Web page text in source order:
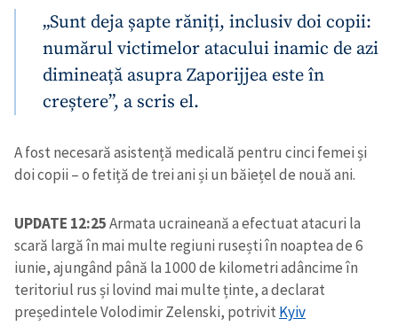
„Sunt deja șapte răniți, inclusiv doi copii:
numărul victimelor atacului inamic de azi
dimineață asupra Zaporijjea este în
creștere”, a scris el.
A fost necesară asistență medicală pentru cinci femei și
doi copii – o fetiță de trei ani și un băiețel de nouă ani.
UPDATE 12:25Armata ucraineană a efectuat atacuri la
scară largă în mai multe regiuni rusești în noaptea de 6
iunie, ajungând până la 1000 de kilometri adâncime în
teritoriul rus și lovind mai multe ținte, a declarat
președintele Volodimir Zelenski, potrivit Kyiv